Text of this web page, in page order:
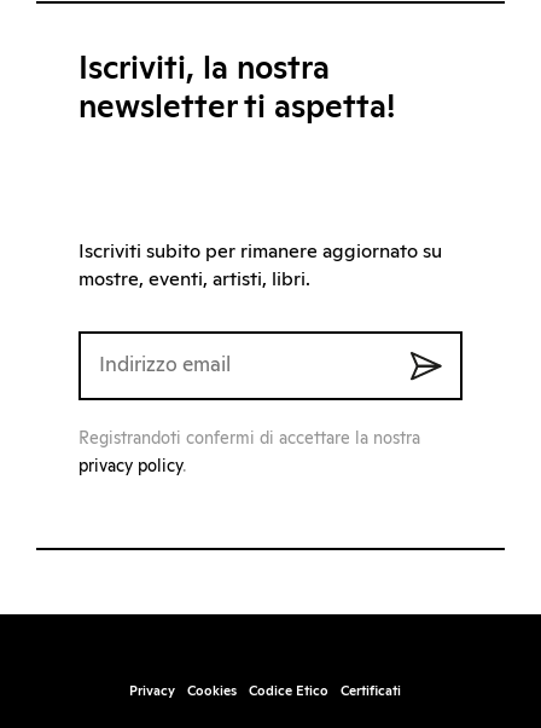
Iscriviti, la nostra
newsletter ti aspetta!
Iscriviti subito per rimanere aggiornato su
mostre, eventi, artisti, libri.
Registrandoti confermi di accettare la nostra
privacy policy.
Privacy Cookies Codice Etico Certificati